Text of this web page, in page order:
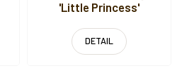
'Little Princess'
DETAIL